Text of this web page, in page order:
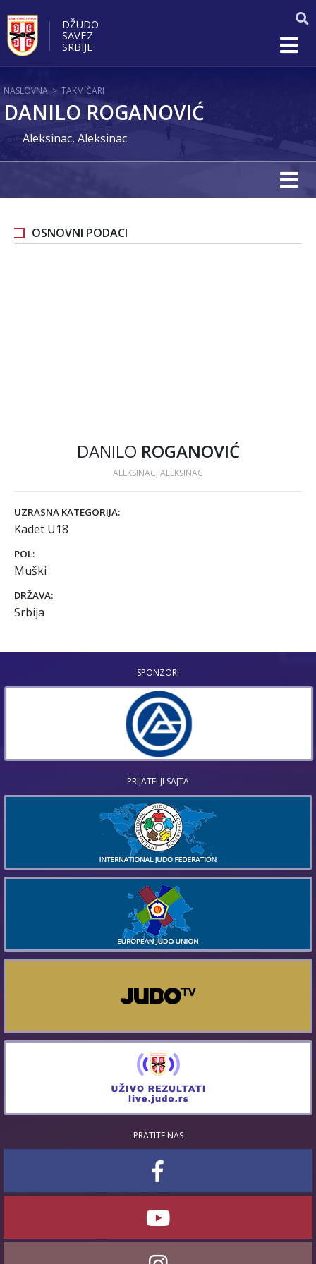
DŽUDO
SAVEZ
SRBIJE
NASLOVNA > TAKMIČARI
DANILO ROGANOVIĆ
Aleksinac, Aleksinac
OSNOVNI PODACI
DANILO ROGANOVIĆ
ALEKSINAC, ALEKSINAC
UZRASNA KATEGORIJA:
Kadet U18
POL:
Muški
DRŽAVA:
Srbija
SPONZORI
PRIJATELJI SAJTA
PRATITE NAS